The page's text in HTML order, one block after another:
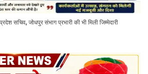
सचिव, जोधपुर संभाग प्रभारी की भी मिली जिम्मेदारी